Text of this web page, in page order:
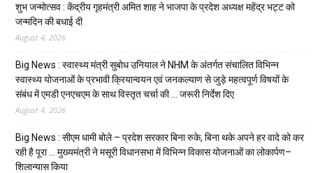
शुभ जन्मोत्सव : केंद्रीय गृहमंत्री अमित शाह ने भाजपा के प्रदेश अध्यक्ष महेंद्र भट्ट को
जन्मदिन की बधाई दी
August 4, 2026
Big News : स्वास्थ्य मंत्री सुबोध उनियाल ने NHM के अंतर्गत संचालित विभिन्न
स्वास्थ्य योजनाओं के प्रभावी क्रियान्वयन एवं जनकल्याण से जुड़े महत्वपूर्ण विषयों के
संबंध में एमडी एनएचएम के साथ विस्तृत चर्चा की … जरूरी निर्देश दिए
August 4, 2026
Big News : सीएम धामी बोले – प्रदेश सरकार बिना रुके, बिना थके अपने हर वादे को कर
रही है पूरा … मुख्यमंत्री ने मसूरी विधानसभा में विभिन्न विकास योजनाओं का लोकार्पण–
शिलान्यास किया